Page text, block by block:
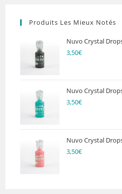
Produits Les Mieux Notés
Nuvo Crystal
3,50€
Nuvo Crystal
3,50€
Nuvo Crystal
3,50€